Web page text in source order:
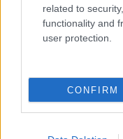
related to
functionality and
user protection.
CONFIRM